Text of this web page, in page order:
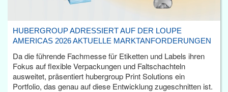
HUBERGROUP ADRESSIERT AUF DER LOUPE
AMERICAS 2026 AKTUELLE MARKTANFORDERUNGEN
Da die führende Fachmesse für Etiketten und Labels ihren
Fokus auf flexible Verpackungen und Faltschachteln
ausweitet, präsentiert hubergroup Print Solutions ein
Portfolio, das genau auf diese Entwicklung zugeschnitten ist.